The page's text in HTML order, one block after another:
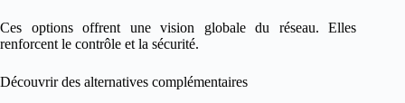
Ces options offrent une vision globale du réseau. Elles
renforcent le contrôle et la sécurité.
Découvrir des alternatives complémentaires